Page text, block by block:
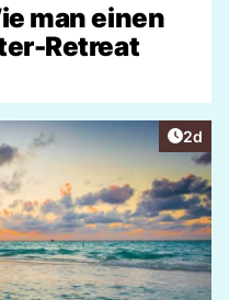
man einen
Retreat
2d